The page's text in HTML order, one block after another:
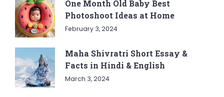
One Month Old Baby Best
Photoshoot Ideas at Home
February 3, 2024
Maha Shivratri Short Essay &
Facts in Hindi & English
March 3, 2024